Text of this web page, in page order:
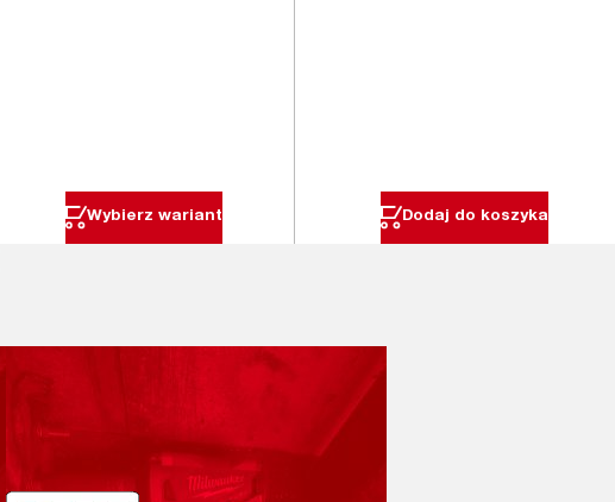
Wybierz wariant Dodaj do koszyka